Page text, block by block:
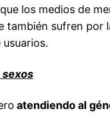
los medios de
también sufren por
sexos
atendiendo al